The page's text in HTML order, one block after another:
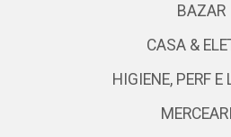
BAZAR
CASA &
HIGIENE, PERF